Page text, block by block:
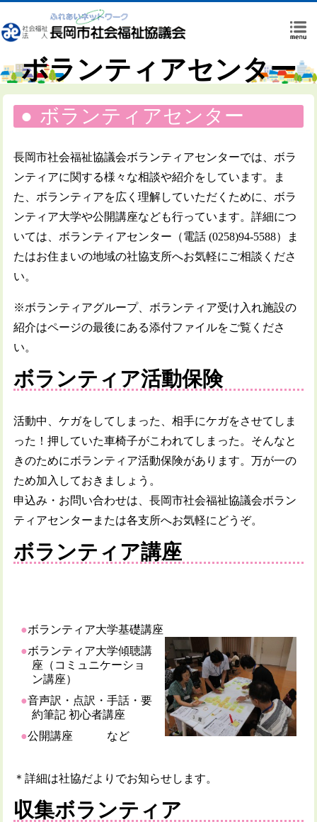
ボランティアセンター
ボランティアセンター
長岡市社会福祉協議会ボランティアセンターでは、ボラ
ンティアに関する様々な相談や紹介をしています。ま
た、ボランティアを広く理解していただくために、ボラ
ンティア大学や公開講座なども行っています。詳細につ
いては、ボランティアセンター（電話 (0258)94-5588）ま
たはお住まいの地域の社協支所へお気軽にご相談くださ
い。
※ボランティアグループ、ボランティア受け入れ施設の
紹介はページの最後にある添付ファイルをご覧くださ
い。
ボランティア活動保険
活動中、ケガをしてしまった、相手にケガをさせてしま
った！押していた車椅子がこわれてしまった。そんなと
きのためにボランティア活動保険があります。万が一の
ため加入しておきましょう。
申込み・お問い合わせは、長岡市社会福祉協議会ボラン
ティアセンターまたは各支所へお気軽にどうぞ。
ボランティア講座
ボランティア大学基礎講座
ボランティア大学傾聴講
座（コミュニケーショ
ン講座）
音声訳・点訳・手話・要
約筆記 初心者講座
公開講座 など
＊詳細は社協だよりでお知らせします。
収集ボランティア